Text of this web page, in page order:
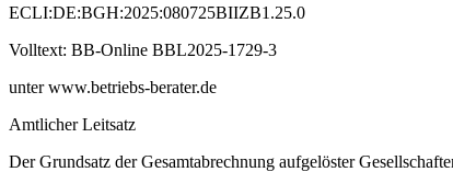
ECLI:DE:BGH:2025:080725BIIZB1.25.0
Volltext: BB-Online BBL2025-1729-3
unter www.betriebs-berater.de
Amtlicher Leitsatz
Der Grundsatz der Gesamtabrechnung aufgelöster